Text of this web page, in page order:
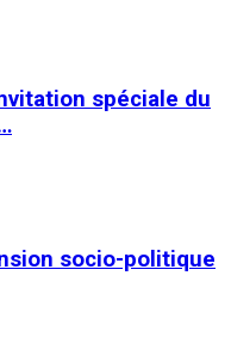
spéciale du
socio-politique